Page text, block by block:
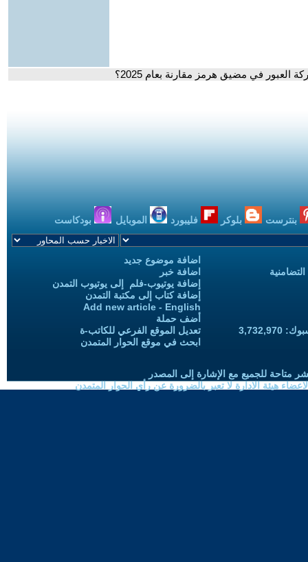
العبور في مضيق هرمز مقارنة بعام 2025؟
بنترست بلوكر فليبورد الموبايل بودكاست
اضافة موضوع جديد
اضافة خبر
إضافة يوتيوب-فلم إلى يوتيوب التمدن
إضافة كتاب إلى مكتبة التمدن
Add new article - English
أضف حملة
تعديل الموقع الفرعي للكاتب-ة
ابحث في موقع الحوار المتمدن
متاحة للجميع مع الإشارة إلى المصدر
هيئة الادارة لا تعبر بالضرورة عن رأي الحوار المتمدن